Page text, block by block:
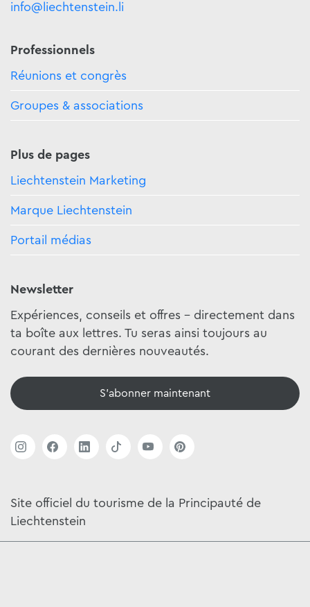
info@liechtenstein.li
Professionnels
Réunions et congrès
Groupes & associations
Plus de pages
Liechtenstein Marketing
Marque Liechtenstein
Portail médias
Newsletter
Expériences, conseils et offres - directement dans
ta boîte aux lettres. Tu seras ainsi toujours au
courant des dernières nouveautés.
S'abonner maintenant
Site officiel du tourisme de la Principauté de
Liechtenstein